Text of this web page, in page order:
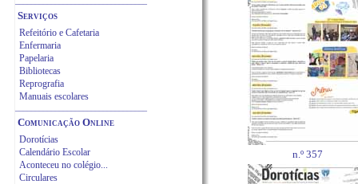
Serviços
Refeitório e Cafetaria
Enfermaria
Papelaria
Bibliotecas
Reprografia
Manuais escolares
Comunicação Online
Dorotícias
Calendário Escolar
Aconteceu no colégio...
Circulares
n.º 357